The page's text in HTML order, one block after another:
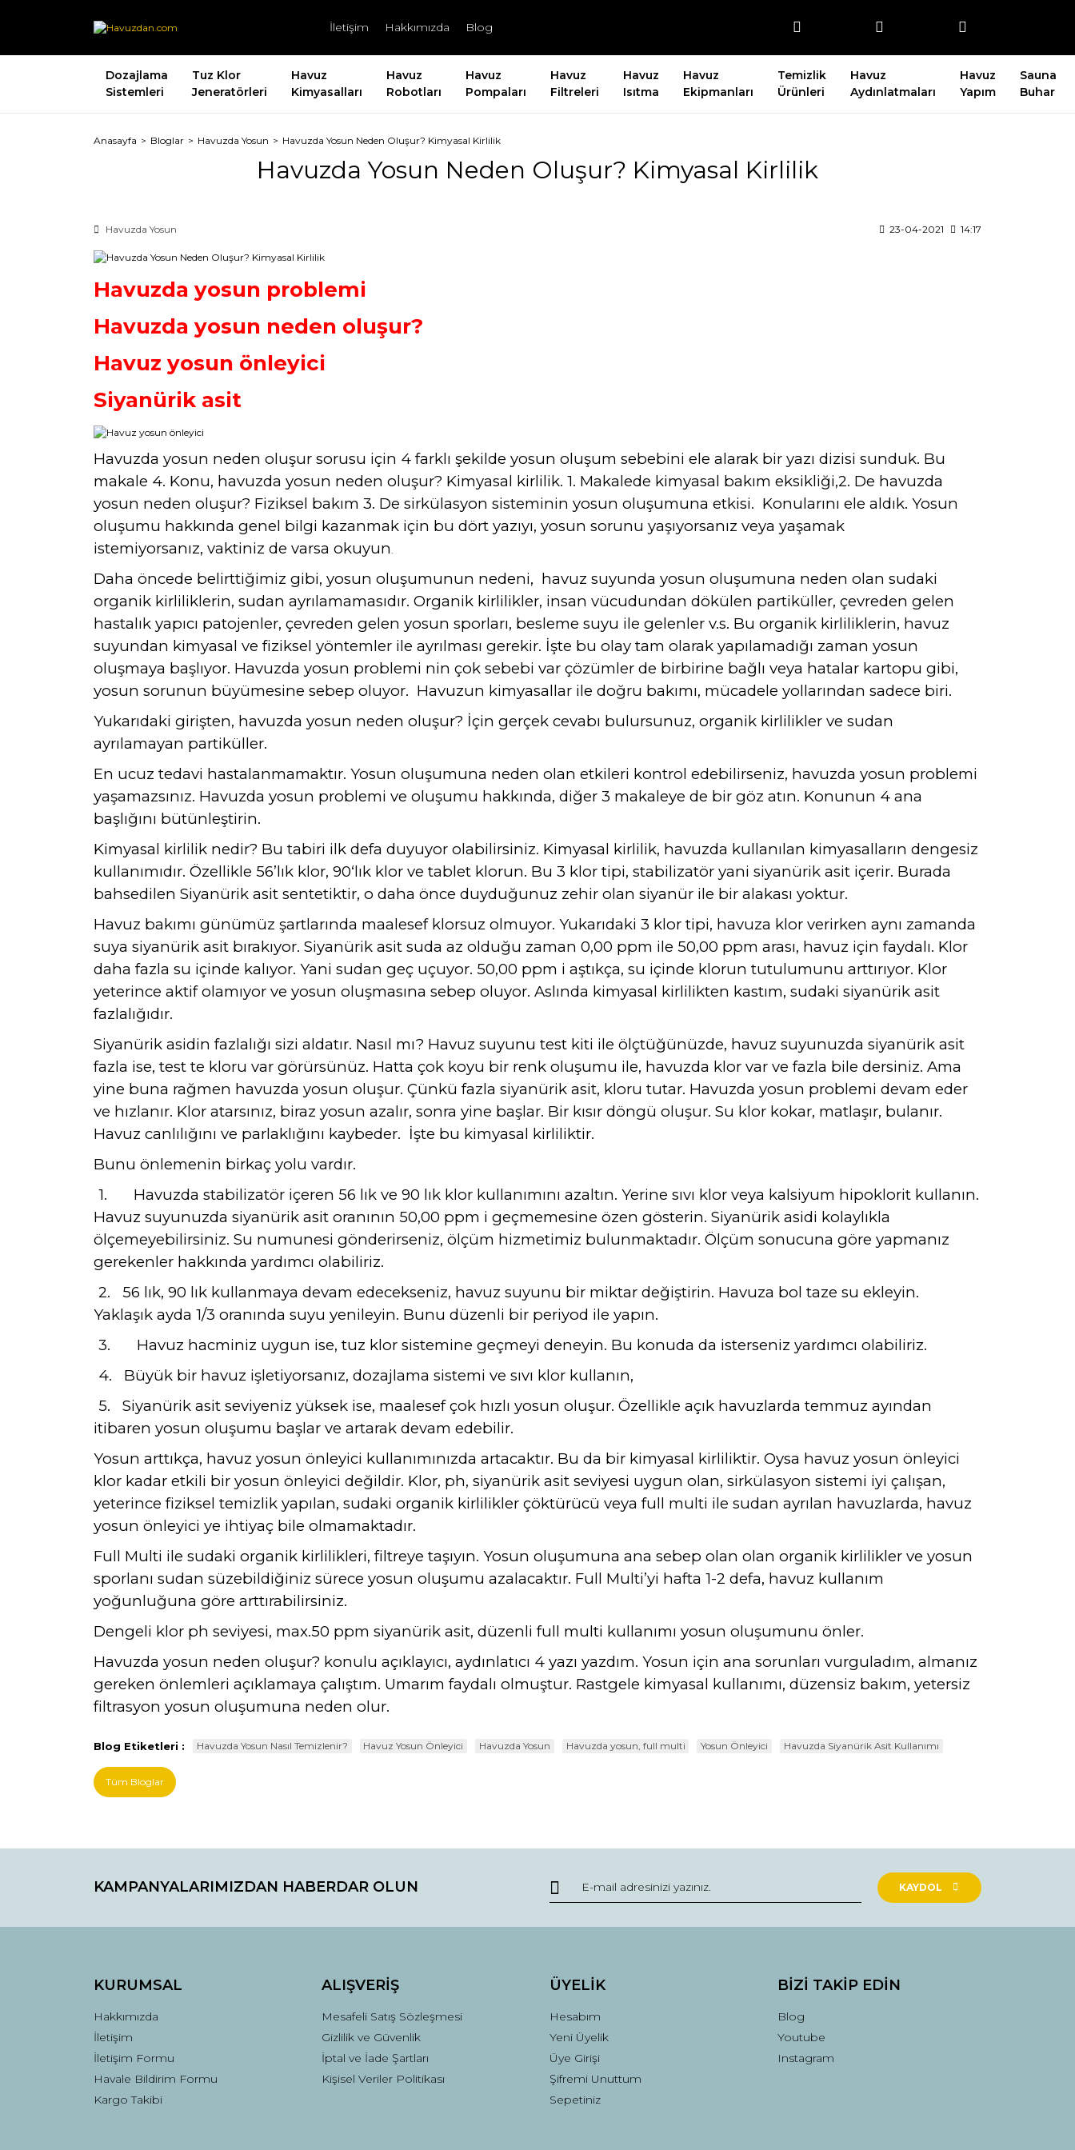
İletişim Hakkımızda Blog
Dozajlama
Sistemleri
Tuz Klor
Jeneratörleri
Havuz
Kimyasalları
Havuz
Robotları
Havuz
Pompaları
Havuz
Filtreleri
Havuz
Isıtma
Havuz
Ekipmanları
Temizlik
Ürünleri
Havuz
Aydınlatmaları
Havuz
Yapım
Sauna
Buhar
Anasayfa Bloglar Havuzda Yosun Havuzda Yosun Neden Oluşur? Kimyasal Kirlilik
Havuzda Yosun Neden Oluşur? Kimyasal Kirlilik
Havuzda Yosun 23-04-2021 14:17
Havuzda yosun problemi
Havuzda yosun neden oluşur?
Havuz yosun önleyici
Siyanürik asit
Havuzda yosun neden oluşur sorusu için 4 farklı şekilde yosun oluşum sebebini ele alarak bir yazı dizisi sunduk. Bu
makale 4. Konu, havuzda yosun neden oluşur? Kimyasal kirlilik. 1. Makalede kimyasal bakım eksikliği,2. De havuzda
yosun neden oluşur? Fiziksel bakım 3. De sirkülasyon sisteminin yosun oluşumuna etkisi. Konularını ele aldık. Yosun
oluşumu hakkında genel bilgi kazanmak için bu dört yazıyı, yosun sorunu yaşıyorsanız veya yaşamak
istemiyorsanız, vaktiniz de varsa okuyun
Daha öncede belirttiğimiz gibi, yosun oluşumunun nedeni, havuz suyunda yosun oluşumuna neden olan sudaki
organik kirliliklerin, sudan ayrılamamasıdır. Organik kirlilikler, insan vücudundan dökülen partiküller, çevreden gelen
hastalık yapıcı patojenler, çevreden gelen yosun sporları, besleme suyu ile gelenler v.s. Bu organik kirliliklerin, havuz
suyundan kimyasal ve fiziksel yöntemler ile ayrılması gerekir. İşte bu olay tam olarak yapılamadığı zaman yosun
oluşmaya başlıyor. Havuzda yosun problemi nin çok sebebi var çözümler de birbirine bağlı veya hatalar kartopu gibi,
yosun sorunun büyümesine sebep oluyor. Havuzun kimyasallar ile doğru bakımı, mücadele yollarından sadece biri.
Yukarıdaki girişten, havuzda yosun neden oluşur? İçin gerçek cevabı bulursunuz, organik kirlilikler ve sudan
ayrılamayan partiküller.
En ucuz tedavi hastalanmamaktır. Yosun oluşumuna neden olan etkileri kontrol edebilirseniz, havuzda yosun problemi
yaşamazsınız. Havuzda yosun problemi ve oluşumu hakkında, diğer 3 makaleye de bir göz atın. Konunun 4 ana
başlığını bütünleştirin.
Kimyasal kirlilik nedir? Bu tabiri ilk defa duyuyor olabilirsiniz. Kimyasal kirlilik, havuzda kullanılan kimyasalların dengesiz
kullanımıdır. Özellikle 56’lık klor, 90‘lık klor ve tablet klorun. Bu 3 klor tipi, stabilizatör yani siyanürik asit içerir. Burada
bahsedilen Siyanürik asit sentetiktir, o daha önce duyduğunuz zehir olan siyanür ile bir alakası yoktur.
Havuz bakımı günümüz şartlarında maalesef klorsuz olmuyor. Yukarıdaki 3 klor tipi, havuza klor verirken aynı zamanda
suya siyanürik asit bırakıyor. Siyanürik asit suda az olduğu zaman 0,00 ppm ile 50,00 ppm arası, havuz için faydalı. Klor
daha fazla su içinde kalıyor. Yani sudan geç uçuyor. 50,00 ppm i aştıkça, su içinde klorun tutulumunu arttırıyor. Klor
yeterince aktif olamıyor ve yosun oluşmasına sebep oluyor. Aslında kimyasal kirlilikten kastım, sudaki siyanürik asit
fazlalığıdır.
Siyanürik asidin fazlalığı sizi aldatır. Nasıl mı? Havuz suyunu test kiti ile ölçtüğünüzde, havuz suyunuzda siyanürik asit
fazla ise, test te kloru var görürsünüz. Hatta çok koyu bir renk oluşumu ile, havuzda klor var ve fazla bile dersiniz. Ama
yine buna rağmen havuzda yosun oluşur. Çünkü fazla siyanürik asit, kloru tutar. Havuzda yosun problemi devam eder
ve hızlanır. Klor atarsınız, biraz yosun azalır, sonra yine başlar. Bir kısır döngü oluşur. Su klor kokar, matlaşır, bulanır.
Havuz canlılığını ve parlaklığını kaybeder. İşte bu kimyasal kirliliktir.
Bunu önlemenin birkaç yolu vardır.
1.
Havuzda stabilizatör içeren 56 lık ve 90 lık klor kullanımını azaltın. Yerine sıvı klor veya kalsiyum hipoklorit kullanın.
Havuz suyunuzda siyanürik asit oranının 50,00 ppm i geçmemesine özen gösterin. Siyanürik asidi kolaylıkla
ölçemeyebilirsiniz. Su numunesi gönderirseniz, ölçüm hizmetimiz bulunmaktadır. Ölçüm sonucuna göre yapmanız
gerekenler hakkında yardımcı olabiliriz.
2.
56 lık, 90 lık kullanmaya devam edecekseniz, havuz suyunu bir miktar değiştirin. Havuza bol taze su ekleyin.
Yaklaşık ayda 1/3 oranında suyu yenileyin. Bunu düzenli bir periyod ile yapın.
3.
Havuz hacminiz uygun ise, tuz klor sistemine geçmeyi deneyin. Bu konuda da isterseniz yardımcı olabiliriz.
4.
Büyük bir havuz işletiyorsanız, dozajlama sistemi ve sıvı klor kullanın,
5.
Siyanürik asit seviyeniz yüksek ise, maalesef çok hızlı yosun oluşur. Özellikle açık havuzlarda temmuz ayından
itibaren yosun oluşumu başlar ve artarak devam edebilir.
Yosun arttıkça, havuz yosun önleyici kullanımınızda artacaktır. Bu da bir kimyasal kirliliktir. Oysa havuz yosun önleyici
klor kadar etkili bir yosun önleyici değildir. Klor, ph, siyanürik asit seviyesi uygun olan, sirkülasyon sistemi iyi çalışan,
yeterince fiziksel temizlik yapılan, sudaki organik kirlilikler çöktürücü veya full multi ile sudan ayrılan havuzlarda, havuz
yosun önleyici ye ihtiyaç bile olmamaktadır.
Full Multi ile sudaki organik kirlilikleri, filtreye taşıyın. Yosun oluşumuna ana sebep olan olan organik kirlilikler ve yosun
sporlanı sudan süzebildiğiniz sürece yosun oluşumu azalacaktır. Full Multi’yi hafta 1-2 defa, havuz kullanım
yoğunluğuna göre arttırabilirsiniz.
Dengeli klor ph seviyesi, max.50 ppm siyanürik asit, düzenli full multi kullanımı yosun oluşumunu önler.
Havuzda yosun neden oluşur? konulu açıklayıcı, aydınlatıcı 4 yazı yazdım. Yosun için ana sorunları vurguladım, almanız
gereken önlemleri açıklamaya çalıştım. Umarım faydalı olmuştur. Rastgele kimyasal kullanımı, düzensiz bakım, yetersiz
filtrasyon yosun oluşumuna neden olur.
Blog Etiketleri : Havuzda Yosun Nasıl Temizlenir? Havuz Yosun Önleyici Havuzda Yosun Havuzda yosun, full multi Yosun Önleyici Havuzda Siyanürik Asit Kullanımı
Tüm Bloglar
KAMPANYALARIMIZDAN HABERDAR OLUN KAYDOL
KURUMSAL
Hakkımızda
İletişim
İletişim Formu
Havale Bildirim Formu
Kargo Takibi
ALIŞVERİŞ
Mesafeli Satış Sözleşmesi
Gizlilik ve Güvenlik
İptal ve İade Şartları
Kişisel Veriler Politikası
ÜYELİK
Hesabım
Yeni Üyelik
Üye Girişi
Şifremi Unuttum
Sepetiniz
BİZİ TAKİP EDİN
Blog
Youtube
Instagram